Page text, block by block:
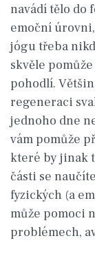
navádí tělo do
emoční
jógu třeba
skvěle
pohodlí.
regeneraci
jednoho dne
vám pomůže
které by jinak
části se
fyzických (a
může pomoci
problémech,